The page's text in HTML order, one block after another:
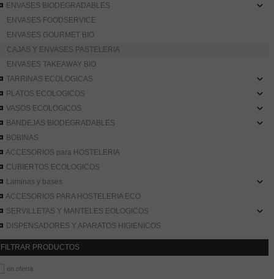
ENVASES BIODEGRADABLES
ENVASES FOODSERVICE
ENVASES GOURMET BIO
CAJAS Y ENVASES PASTELERIA
ENVASES TAKEAWAY BIO
TARRINAS ECOLOGICAS
PLATOS ECOLOGICOS
VASOS ECOLOGICOS
BANDEJAS BIODEGRADABLES
BOBINAS
ACCESORIOS para HOSTELERIA
CUBIERTOS ECOLOGICOS
Laminas y bases
ACCESORIOS PARA HOSTELERIA ECO
SERVILLETAS Y MANTELES EOLOGICOS
DISPENSADORES Y APARATOS HIGIENICOS
FILTRAR PRODUCTOS
en oferta